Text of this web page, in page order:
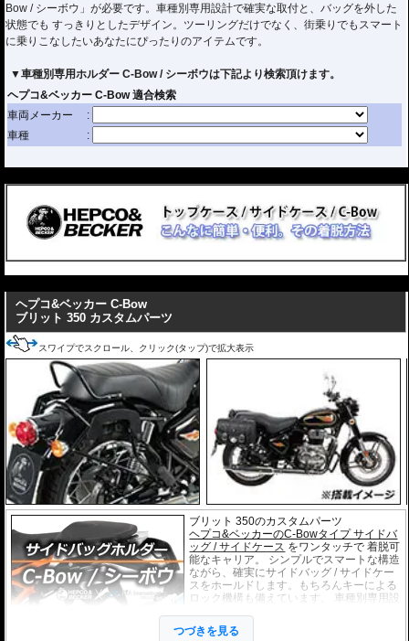
Bow / シーボウ」が必要です。車種別専用設計で確実な取付と、バッグを外した
状態でも すっきりとしたデザイン。ツーリングだけでなく、街乗りでもスマート
に乗りこなしたいあなたにぴったりのアイテムです。
▼車種別専用ホルダー C-Bow / シーボウは下記より検索頂けます。
ヘプコ&ベッカー C-Bow
ブリット 350 カスタムパーツ
スワイプでスクロール、クリック(タップ)で拡大表示
ブリット 350のカスタムパーツ
ヘプコ&ベッカーのC-Bowタイプ サイドバ
ッグ / サイドケース をワンタッチで 着脱可
能なキャリア。 シンプルでスマートな構造
ながら、確実にサイドバッグ / サイドケー
スをホールドします。もちろんキーによる
ロック機構も備えています。 車種別専用設
つづきを見る